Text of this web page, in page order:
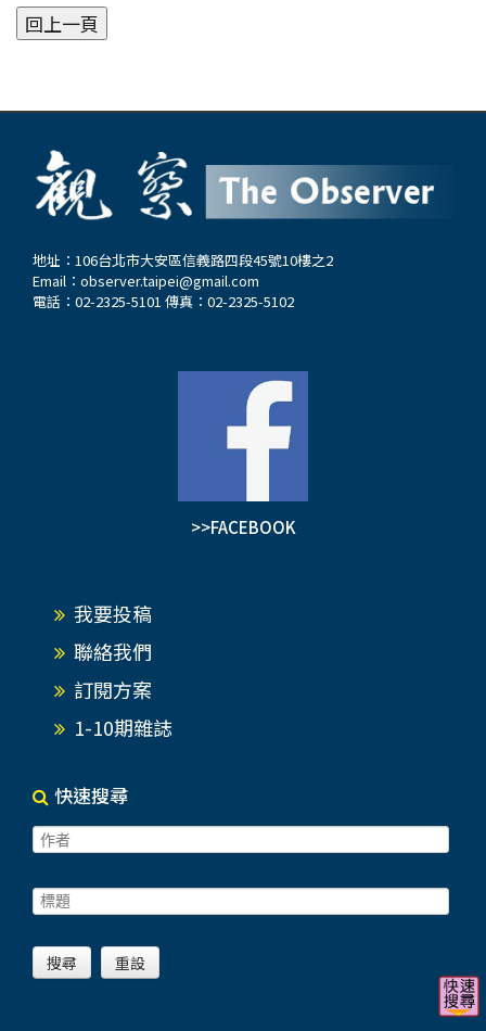
地址：106台北市大安區信義路四段45號10樓之2
Email： observer.taipei@gmail.com
電話：02-2325-5101 傳真：02-2325-5102
>>FACEBOOK
我要投稿
聯絡我們
訂閱方案
1-10期雜誌
快速搜尋